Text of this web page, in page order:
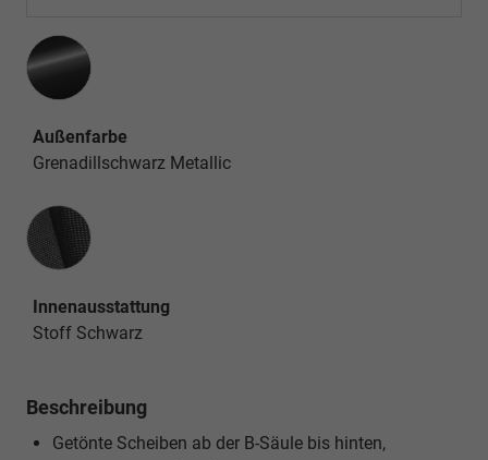
Außenfarbe
Grenadillschwarz Metallic
Innenausstattung
Innenausstattung
Stoff Schwarz
Beschreibung
Getönte Scheiben ab der B-Säule bis hinten,